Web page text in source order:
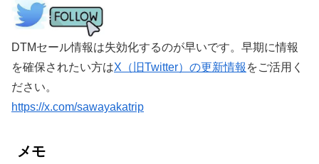
DTMセール情報は失効化するのが早いです。早期に情報
を確保されたい方はX（旧Twitter）の更新情報 をご活用く
ださい。
https://x.com/sawayakatrip
メモ